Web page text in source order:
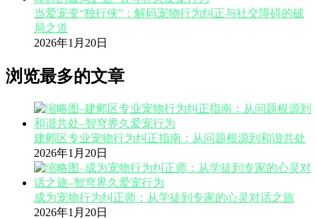
当爱宠变“独行侠”：解码宠物行为纠正与社交障碍的破
局之道
2026年1月20日
浏览最多的文章
建邺区专业宠物行为纠正指南：从问题根源到和谐共处
2026年1月20日
成为宠物行为纠正师：从学徒到专家的心灵对话之旅
2026年1月20日